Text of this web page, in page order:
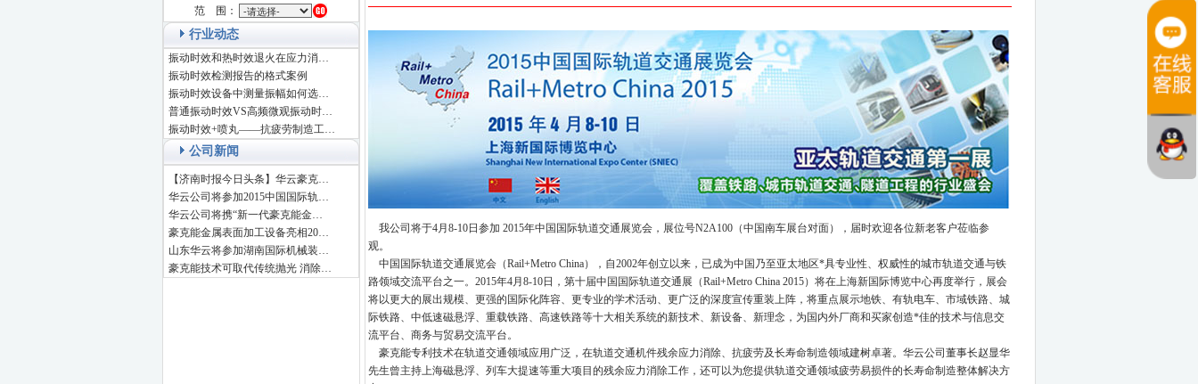
范 围：
行业动态
振动时效和热时效退火在应力消…
振动时效检测报告的格式案例
振动时效设备中测量振幅如何选…
普通振动时效VS高频微观振动时…
振动时效+喷丸——抗疲劳制造工…
公司新闻
【济南时报今日头条】华云豪克…
华云公司将参加2015中国国际轨…
华云公司将携“新一代豪克能金…
豪克能金属表面加工设备亮相20…
山东华云将参加湖南国际机械装…
豪克能技术可取代传统抛光 消除…
我公司将于4月8-10日参加 2015年中国国际轨道交通展览会，展位号N2A100（中国南车展台对面），届时欢迎各位新老客户莅临参
观。
中国国际轨道交通展览会（Rail+Metro China），自2002年创立以来，已成为中国乃至亚太地区*具专业性、权威性的城市轨道交通与铁
路领域交流平台之一。2015年4月8-10日，第十届中国国际轨道交通展（Rail+Metro China 2015）将在上海新国际博览中心再度举行，展会
将以更大的展出规模、更强的国际化阵容、更专业的学术活动、更广泛的深度宣传重装上阵，将重点展示地铁、有轨电车、市域铁路、城
际铁路、中低速磁悬浮、重载铁路、高速铁路等十大相关系统的新技术、新设备、新理念，为国内外厂商和买家创造*佳的技术与信息交
流平台、商务与贸易交流平台。
豪克能专利技术在轨道交通领域应用广泛，在轨道交通机件残余应力消除、抗疲劳及长寿命制造领域建树卓著。华云公司董事长赵显华
先生曾主持上海磁悬浮、列车大提速等重大项目的残余应力消除工作，还可以为您提供轨道交通领域疲劳易损件的长寿命制造整体解决方